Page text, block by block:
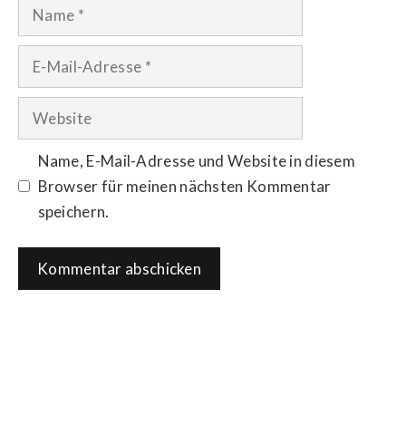
Name
Website
Name, E-Mail-Adresse und Website in diesem
Browser für meinen nächsten Kommentar
speichern.